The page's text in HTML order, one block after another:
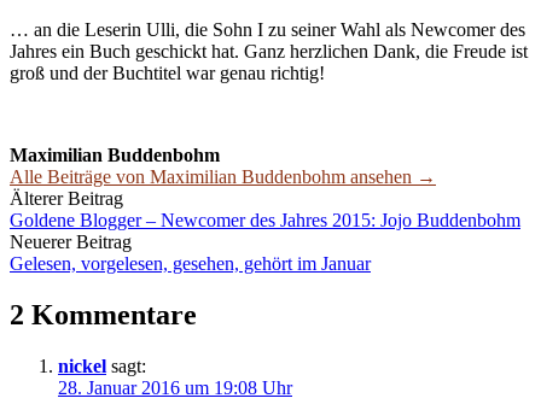
… an die Leserin Ulli, die Sohn I zu seiner Wahl als Newcomer des
Jahres ein Buch geschickt hat. Ganz herzlichen Dank, die Freude ist
groß und der Buchtitel war genau richtig!
Maximilian Buddenbohm
Alle Beiträge von Maximilian Buddenbohm ansehen →
Beitrags-
Navigation
Älterer Beitrag
Goldene Blogger – Newcomer des Jahres 2015: Jojo Buddenbohm
Neuerer Beitrag
Gelesen, vorgelesen, gesehen, gehört im Januar
2 Kommentare
nickel sagt:
28. Januar 2016 um 19:08 Uhr